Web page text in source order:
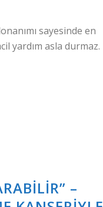
sayesinde en
yardım asla durmaz.
–